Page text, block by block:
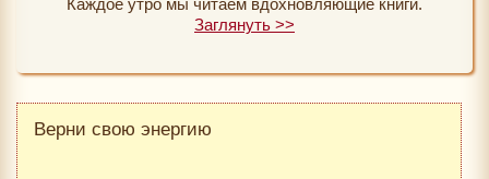
Заглянуть >>
Верни свою энергию